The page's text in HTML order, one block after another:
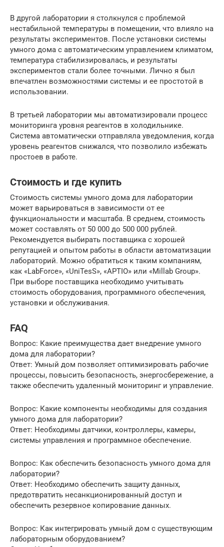
В другой лаборатории я столкнулся с проблемой
нестабильной температуры в помещении, что влияло на
результаты экспериментов. После установки системы
умного дома с автоматическим управлением климатом,
температура стабилизировалась, и результаты
экспериментов стали более точными. Лично я был
впечатлен возможностями системы и ее простотой в
использовании.
В третьей лаборатории мы автоматизировали процесс
мониторинга уровня реагентов в холодильнике.
Система автоматически отправляла уведомления, когда
уровень реагентов снижался, что позволило избежать
простоев в работе.
Стоимость и где купить
Стоимость системы умного дома для лаборатории
может варьироваться в зависимости от ее
функциональности и масштаба. В среднем, стоимость
может составлять от 50 000 до 500 000 рублей.
Рекомендуется выбирать поставщика с хорошей
репутацией и опытом работы в области автоматизации
лабораторий. Можно обратиться к таким компаниям,
как «LabForce», «UniTesS», «APTIO» или «Millab Group».
При выборе поставщика необходимо учитывать
стоимость оборудования, программного обеспечения,
установки и обслуживания.
FAQ
Вопрос: Какие преимущества дает внедрение умного
дома для лаборатории?
Ответ: Умный дом позволяет оптимизировать рабочие
процессы, повысить безопасность, энергосбережение, а
также обеспечить удаленный мониторинг и управление.
Вопрос: Какие компоненты необходимы для создания
умного дома для лаборатории?
Ответ: Необходимы датчики, контроллеры, камеры,
системы управления и программное обеспечение.
Вопрос: Как обеспечить безопасность умного дома для
лаборатории?
Ответ: Необходимо обеспечить защиту данных,
предотвратить несанкционированный доступ и
обеспечить резервное копирование данных.
Вопрос: Как интегрировать умный дом с существующим
лабораторным оборудованием?